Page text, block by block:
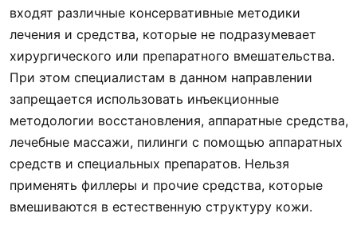
входят различные консервативные методики
лечения и средства, которые не подразумевает
хирургического или препаратного вмешательства.
При этом специалистам в данном направлении
запрещается использовать инъекционные
методологии восстановления, аппаратные средства,
лечебные массажи, пилинги с помощью аппаратных
средств и специальных препаратов. Нельзя
применять филлеры и прочие средства, которые
вмешиваются в естественную структуру кожи.